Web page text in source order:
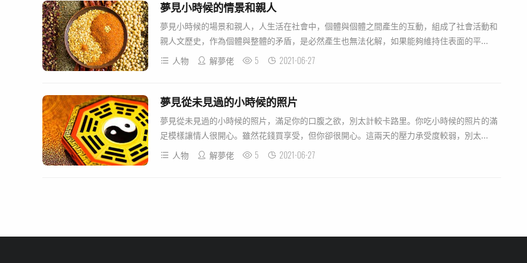
夢見小時候的情景和親人
夢見小時候的場景和親人，人生活在社會中，個體與個體之間產生的互動，組成了社會活動和
親人文歷史，作為個體與整體的矛盾，是必然產生也無法化解，如果能夠維持住表面的平...
人物
解夢佬 5 2021-06-27
夢見從未見過的小時候的照片
夢見從未見過的小時候的照片，滿足你的口腹之欲，別太計較卡路里。你吃小時候的照片的滿
足模樣讓情人很開心。雖然花錢買享受，但你卻很開心。這兩天的壓力承受度較弱，別太...
人物
解夢佬 5 2021-06-27